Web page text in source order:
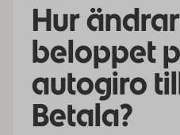
Hur
beloppet
autogiro
Betala?